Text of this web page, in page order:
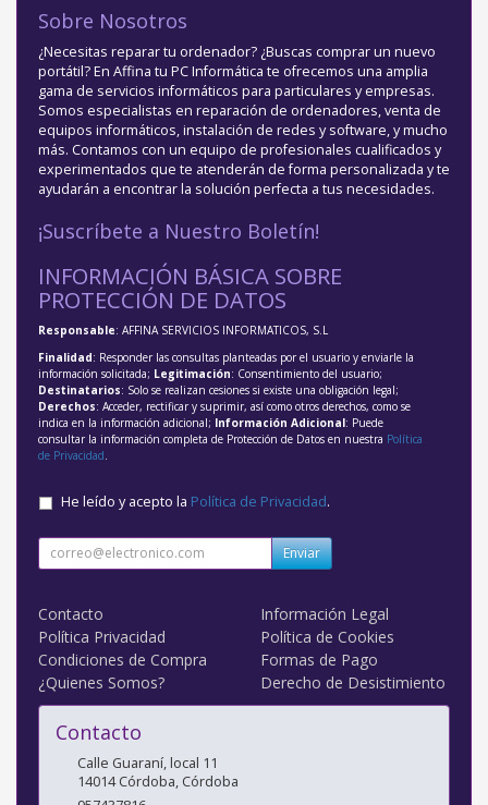
Sobre Nosotros
¿Necesitas reparar tu ordenador? ¿Buscas comprar un nuevo
portátil? En Affina tu PC Informática te ofrecemos una amplia
gama de servicios informáticos para particulares y empresas.
Somos especialistas en reparación de ordenadores, venta de
equipos informáticos, instalación de redes y software, y mucho
más. Contamos con un equipo de profesionales cualificados y
experimentados que te atenderán de forma personalizada y te
ayudarán a encontrar la solución perfecta a tus necesidades.
¡Suscríbete a Nuestro Boletín!
INFORMACIÓN BÁSICA SOBRE
PROTECCIÓN DE DATOS
Responsable: AFFINA SERVICIOS INFORMATICOS, S.L
Finalidad: Responder las consultas planteadas por el usuario y enviarle la
información solicitada; Legitimación: Consentimiento del usuario;
Destinatarios: Solo se realizan cesiones si existe una obligación legal;
Derechos: Acceder, rectificar y suprimir, así como otros derechos, como se
indica en la información adicional; Información Adicional: Puede
consultar la información completa de Protección de Datos en nuestra Política
de Privacidad
He leído y acepto la Política de Privacidad.
Enviar
Contacto
Información Legal
Política Privacidad
Política de Cookies
Condiciones de Compra
Formas de Pago
¿Quienes Somos?
Derecho de Desistimiento
Contacto
Calle Guaraní, local 11
14014 Córdoba, Córdoba